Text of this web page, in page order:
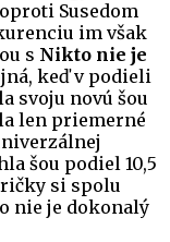
Susedom
im však
s Nikto nie je
keď v podieli
svoju novú šou
len priemerné
šou podiel 10,5
si spolu
nie je dokonalý